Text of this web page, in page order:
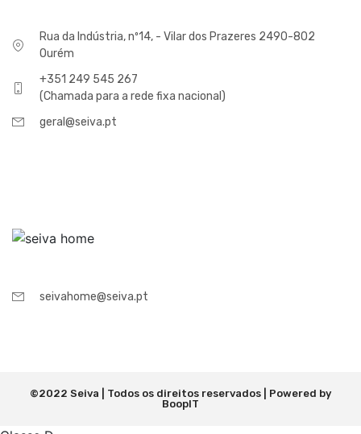
Rua da Indústria, nº14, - Vilar dos Prazeres 2490-802
Ourém
+351 249 545 267
(Chamada para a rede fixa nacional)
geral@seiva.pt
seivahome@seiva.pt
©2022 Seiva | Todos os direitos reservados | Powered by
BoopIT